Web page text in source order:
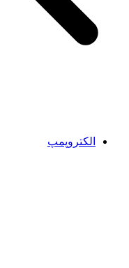
الکتروپمپ